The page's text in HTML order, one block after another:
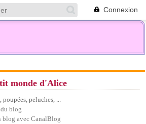
Connexion
monde d'Alice
poupées, peluches, ...
blog
blog avec CanalBlog